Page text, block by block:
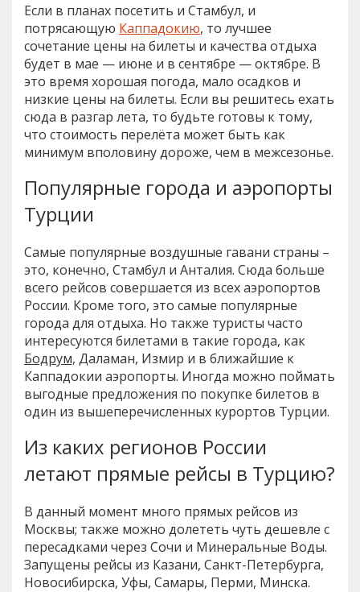
Если в планах посетить и Стамбул, и
потрясающую Каппадокию, то лучшее
сочетание цены на билеты и качества отдыха
будет в мае — июне и в сентябре — октябре. В
это время хорошая погода, мало осадков и
низкие цены на билеты. Если вы решитесь ехать
сюда в разгар лета, то будьте готовы к тому,
что стоимость перелёта может быть как
минимум вполовину дороже, чем в межсезонье.
Популярные города и аэропорты
Турции
Самые популярные воздушные гавани страны –
это, конечно, Стамбул и Анталия. Сюда больше
всего рейсов совершается из всех аэропортов
России. Кроме того, это самые популярные
города для отдыха. Но также туристы часто
интересуются билетами в такие города, как
Бодрум, Даламан, Измир и в ближайшие к
Каппадокии аэропорты. Иногда можно поймать
выгодные предложения по покупке билетов в
один из вышеперечисленных курортов Турции.
Из каких регионов России
летают прямые рейсы в Турцию?
В данный момент много прямых рейсов из
Москвы; также можно долететь чуть дешевле с
пересадками через Сочи и Минеральные Воды.
Запущены рейсы из Казани, Санкт-Петербурга,
Новосибирска, Уфы, Самары, Перми, Минска.